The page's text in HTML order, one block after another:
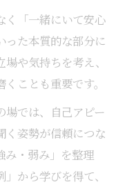
く「一緒にいて安心
った本質的な部分に
や気持ちを考え、
ことも重要です。
場では、自己アピー
く姿勢が信頼につな
み・弱み」を整理
から学びを得て、